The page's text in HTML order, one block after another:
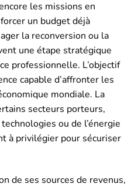
les missions en
un budget déjà
la reconversion ou la
une étape stratégique
professionnelle. L’objectif
capable d’affronter les
mondiale. La
secteurs porteurs,
ou de l’énergie
à privilégier pour sécuriser
de ses sources de revenus,